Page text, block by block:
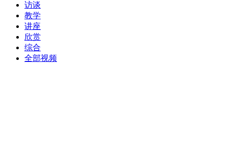
访谈
教学
讲座
欣赏
综合
全部视频